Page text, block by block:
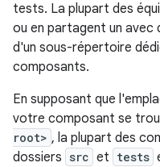
tests. La plupart des
ou en partagent un avec
d'un sous-répertoire
composants.
En supposant que
votre composant se
root> , la plupart des
dossiers src et tests